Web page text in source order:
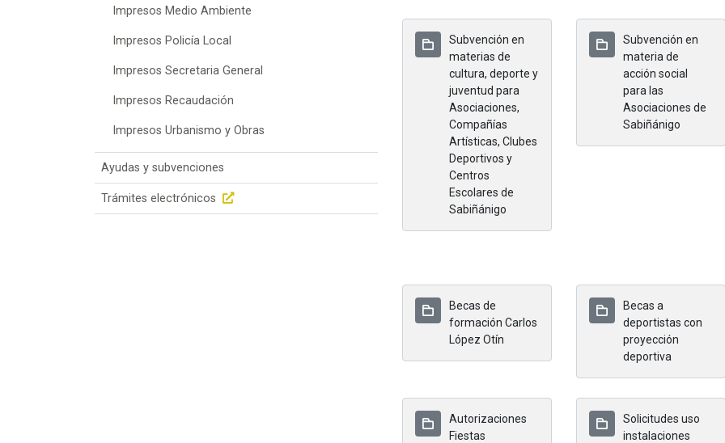
Impresos Medio Ambiente
Impresos Policía Local
Impresos Secretaria General
Impresos Recaudación
Impresos Urbanismo y Obras
Ayudas y subvenciones
Trámites electrónicos
Subvención en
materias de
cultura, deporte y
juventud para
Asociaciones,
Compañías
Artísticas, Clubes
Deportivos y
Centros
Escolares de
Sabiñánigo
Subvención en
materia de
acción social
para las
Asociaciones de
Sabiñánigo
Becas de
formación Carlos
López Otín
Becas a
deportistas con
proyección
deportiva
Autorizaciones
Fiestas
Solicitudes uso
instalaciones